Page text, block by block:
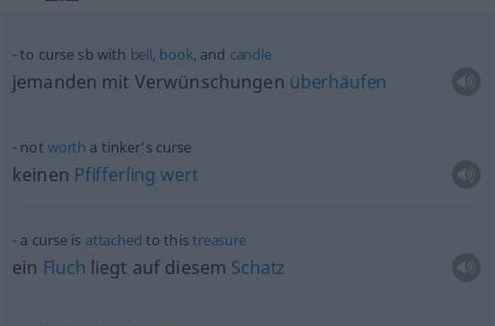
to curse sb with bell, book, and candle
jemanden mit Verwünschungen überhäufen
not worth a tinker’s curse
keinen Pfifferling wert
a curse is attached to thistreasure
ein Fluch liegt auf diesem Schatz